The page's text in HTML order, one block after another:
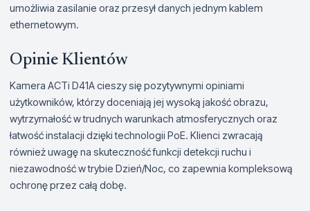
umożliwia zasilanie oraz przesył danych jednym kablem
ethernetowym.
Opinie Klientów
Kamera ACTi D41A cieszy się pozytywnymi opiniami
użytkowników, którzy doceniają jej wysoką jakość obrazu,
wytrzymałość w trudnych warunkach atmosferycznych oraz
łatwość instalacji dzięki technologii PoE. Klienci zwracają
również uwagę na skuteczność funkcji detekcji ruchu i
niezawodność w trybie Dzień/Noc, co zapewnia kompleksową
ochronę przez całą dobę.